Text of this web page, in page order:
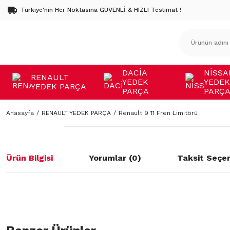
Türkiye'nin Her Noktasına GÜVENLİ & HIZLI Teslimat !
RENAULT
YEDEK PARÇA
DACİA
YEDEK
PARÇA
YEDEK
PARÇA
Anasayfa RENAULT YEDEK PARÇA Renault 9 11 Fren Limitörü
Ürün Bilgisi Yorumlar (0) Taksit
öneri formunu kullanarak tarafımıza iletebilirsiniz.